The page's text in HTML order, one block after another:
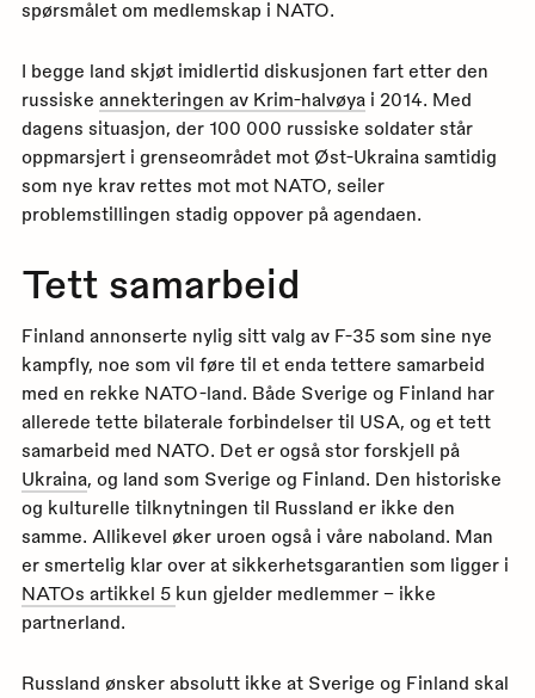
spørsmålet om medlemskap i NATO.
I begge land skjøt imidlertid diskusjonen fart etter den
russiske annekteringen av Krim-halvøyai 2014. Med
dagens situasjon, der 100 000 russiske soldater står
oppmarsjert i grenseområdet mot Øst-Ukraina samtidig
som nye krav rettes mot mot NATO, seiler
problemstillingen stadig oppover på agendaen.
Tett samarbeid
Finland annonserte nylig sitt valg av F-35 som sine nye
kampfly, noe som vil føre til et enda tettere samarbeid
med en rekke NATO-land. Både Sverige og Finland har
allerede tette bilaterale forbindelser til USA, og et tett
samarbeid med NATO. Det er også stor forskjell på
Ukraina, og land som Sverige og Finland. Den historiske
og kulturelle tilknytningen til Russland er ikke den
samme. Allikevel øker uroen også i våre naboland. Man
er smertelig klar over at sikkerhetsgarantien som ligger i
NATOs artikkel 5 kun gjelder medlemmer – ikke
partnerland.
Russland ønsker absolutt ikke at Sverige og Finland skal